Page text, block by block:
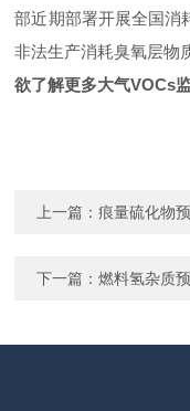
部近期部署开展全国消
非法生产消耗臭氧层物
欲了解更多大气VOCs
上一篇：痕量硫化物
下一篇：燃料氢杂质